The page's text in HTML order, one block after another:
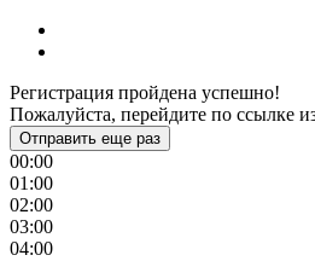
Регистрация пройдена успешно!
Пожалуйста, перейдите по ссылке
Отправить еще раз
00:00
01:00
02:00
03:00
04:00